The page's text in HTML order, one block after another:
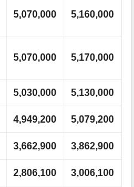
5,070,000 5,160,000
5,070,000 5,170,000
5,030,000 5,130,000
4,949,200 5,079,200
3,662,900 3,862,900
2,806,100 3,006,100